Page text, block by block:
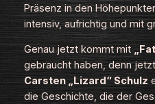
Präsenz in den
intensiv, aufrichtig und mit
Genau jetzt kommt mit
gebraucht haben, denn
Carsten „Lizard“ Schulz
die Geschichte, die der